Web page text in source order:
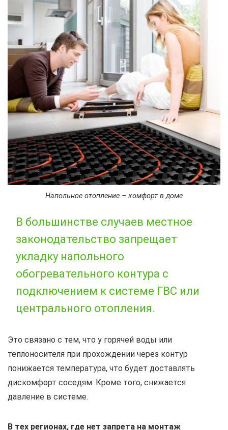
Напольное отопление – комфорт в доме
В большинстве случаев местное
законодательство запрещает
укладку напольного
обогревательного контура с
подключением к системе ГВС или
центрального отопления.
Это связано с тем, что у горячей воды или
теплоносителя при прохождении через контур
понижается температура, что будет доставлять
дискомфорт соседям. Кроме того, снижается
давление в системе.
В тех регионах, где нет запрета на монтаж